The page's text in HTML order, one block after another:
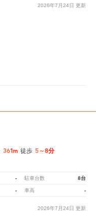
2026年7月24日 更新
361m 徒歩 5～8分
- 駐車台数 8台
- 車高 -
2026年7月24日 更新